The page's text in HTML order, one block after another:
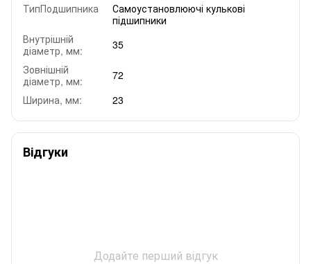
ТипПодшипника
Самоустановлюючі кулькові
підшипники
Внутрішній
діаметр, мм:
35
Зовнішній
діаметр, мм:
72
Ширина, мм:
23
Відгуки
Додайте перший відгук